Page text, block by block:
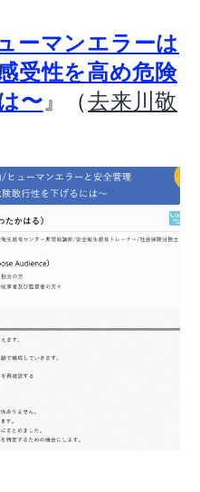
ーマンエラーは
受性を高め危険
〜 』（去来川敬